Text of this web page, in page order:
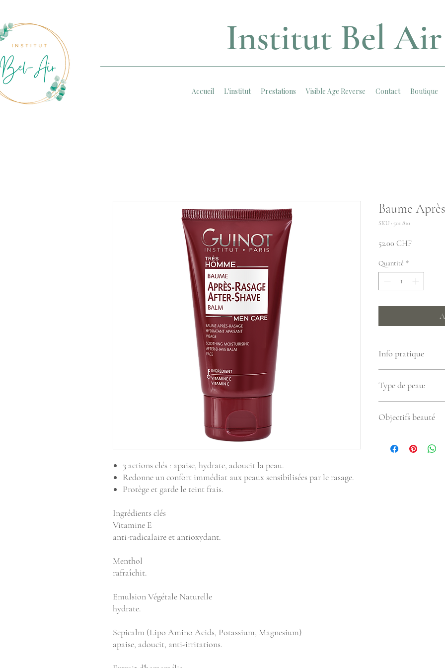
Institut Bel Air
Accueil L'institut Prestations Visible Age Reverse Contact Boutique
3 actions clés : apaise, hydrate, adoucit la peau.
Redonne un confort immédiat aux peaux sensibilisées par le rasage.
Protège et garde le teint frais.
Ingrédients clés
Vitamine E
anti-radicalaire et antioxydant.
Menthol
rafraîchit.
Emulsion Végétale Naturelle
hydrate.
Sepicalm (Lipo Amino Acids, Potassium, Magnesium)
apaise, adoucit, anti-irritations.
Baume
SKU : 501 810
52.00 CHFPrix
Quantité *
Info pratique
Type de peau:
Objectifs beauté
Redonne un confort